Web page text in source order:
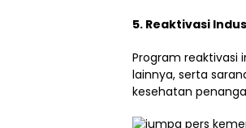
5. Reaktivasi
Program reaktivasi
lainnya, serta
kesehatan